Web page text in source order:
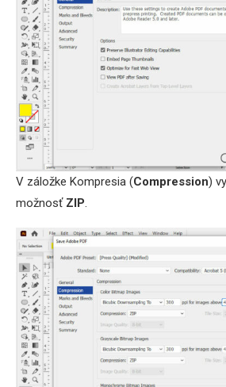
V záložke Kompresia (Compression)
možnosť ZIP.